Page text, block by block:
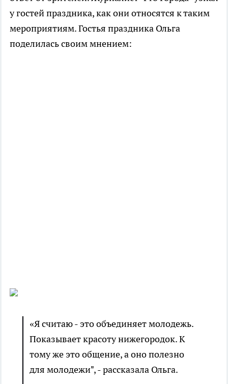
у гостей праздника, как они относятся к таким
мероприятиям. Гостья праздника Ольга
поделилась своим мнением:
«Я считаю - это объединяет молодежь.
Показывает красоту нижегородок. К
тому же это общение, а оно полезно
для молодежи", - рассказала Ольга.